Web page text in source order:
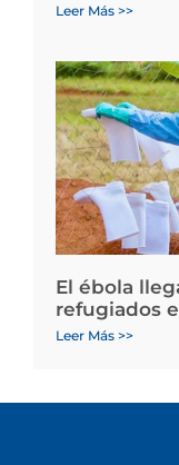
Leer Más >>
El ébola
refugiados
Leer Más >>